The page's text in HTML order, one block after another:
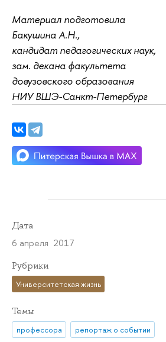
Материал подготовила
Бакушина А.Н.,
кандидат педагогических наук,
зам. декана факультета
довузовского образования
НИУ ВШЭ-Санкт-Петербург
Дата
6 апреля 2017
Рубрики
Университетская жизнь
Темы
профессора репортаж о событии